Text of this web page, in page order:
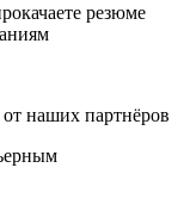
резюме
наших партнёров